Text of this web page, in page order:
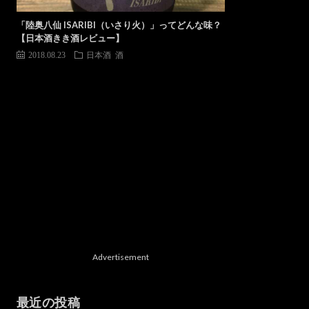
「陸奥八仙 ISARIBI（いさり火）」ってどんな味？
【日本酒きき酒レビュー】
2018.08.23 日本酒 酒
Advertisement
最近の投稿